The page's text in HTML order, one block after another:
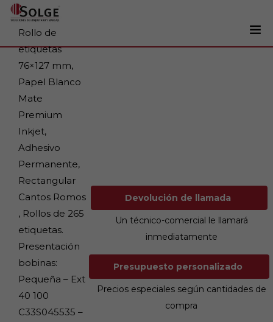
Soluciones
Impresoras
Etiquetas
Tintas
Marcaje
Servicios
+34 93 241 22 21
Rollo de
etiquetas
76×127 mm,
Papel Blanco
Mate
Premium
Inkjet,
Adhesivo
Permanente,
Rectangular
Cantos Romos
, Rollos de 265
etiquetas.
Presentación
bobinas:
Pequeña – Ext
40 100
C33S045535 –
Devolución de llamada
Un técnico-comercial le llamará
inmediatamente
Presupuesto personalizado
Precios especiales según cantidades de
compra